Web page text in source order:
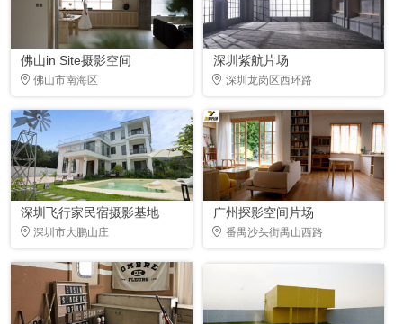
佛山in Site摄影空间
佛山市南海区
深圳紫航片场
深圳龙岗区西环路
深圳飞行家民宿摄影基地
深圳市大鹏山庄
广州探影空间片场
番禺沙头街禺山西路